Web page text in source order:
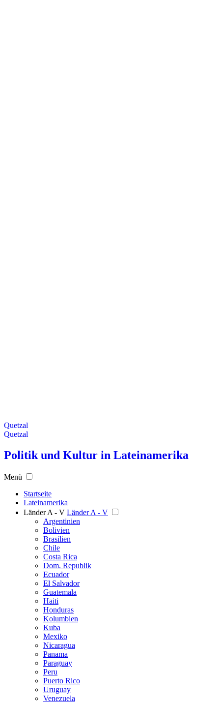
Quetzal
Quetzal
Politik und Kultur in Lateinamerika
Menü
Startseite
Lateinamerika
Länder A - V Länder A - V
Argentinien
Bolivien
Brasilien
Chile
Costa Rica
Dom. Republik
Ecuador
El Salvador
Guatemala
Haiti
Honduras
Kolumbien
Kuba
Mexiko
Nicaragua
Panama
Paraguay
Peru
Puerto Rico
Uruguay
Venezuela